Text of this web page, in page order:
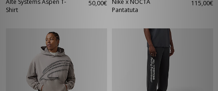
Alte Systems Aspen T-
Shirt
50,00€
Nike x NOCTA
Pantatuta
115,00€